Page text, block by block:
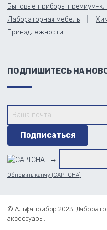
Бытовые приборы премиум-
Лабораторная мебель
Принадлежности
ПОДПИШИТЕСЬ НА
→
Обновить капчу (CAPTCHA)
© Альфаприбор 2023.
аксессуары.